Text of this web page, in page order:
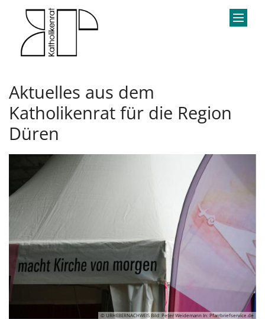
Zum Inhalt springen
Aktuelles aus dem
Katholikenrat für die Region
Düren
© URHEBERNACHWEIS Bild: Peter Weidemann In: Pfarrbriefservice.de